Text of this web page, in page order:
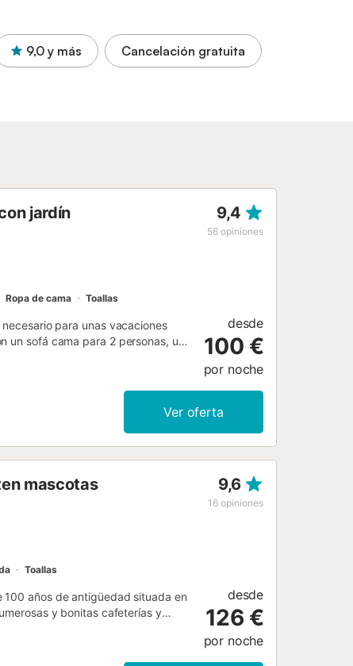
9,0 y más Cancelación gratuita
jardín 9,4
56 opiniones
Ropa de cama Toallas
para unas vacaciones
un sofá cama para 2 personas, una
lavadora, secadora y
eléctrica de pellets
privada donde disfrutar de las
disponible en la calle. No se
desde
100 €
por noche
Ver oferta
mascotas 9,6
16 opiniones
Toallas
100 años de antigüedad situada en
y bonitas cafeterías y
de San Salvador.
y olivos justo delante de la cocina
desde
126 €
por noche